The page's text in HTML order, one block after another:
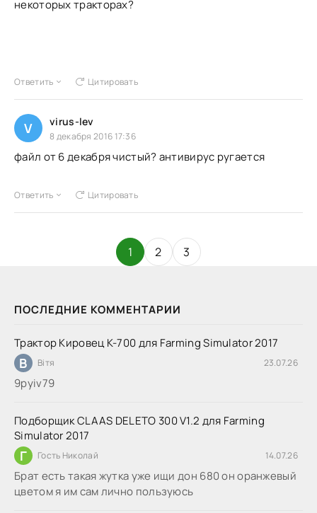
ПОСЛЕДНИЕ КОММЕНТАРИИ
Трактор Кировец К-700 для Farming Simulator 2017
В Вітя 23.07.26
9руіv79
Подборщик CLAAS DELETO 300 V1.2 для Farming
Simulator 2017
Г Гость Николай 14.07.26
Брат есть такая жутка уже ищи дон 680 он оранжевый
цветом я им сам лично пользуюсь
некоторых тракторах?
Ответить Цитировать
V virus-lev
8 декабря 2016 17:36
файл от 6 декабря чистый? антивирус ругается
Ответить Цитировать
1 2 3